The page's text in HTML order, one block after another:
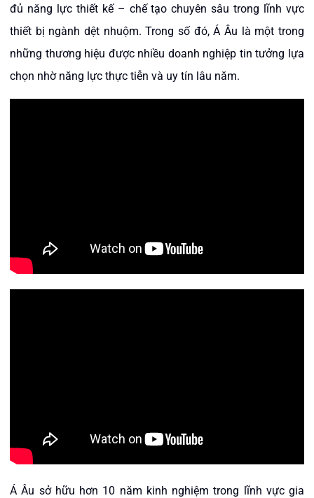
đủ năng lực thiết kế – chế tạo chuyên sâu trong lĩnh vực
thiết bị ngành dệt nhuộm. Trong số đó, Á Âu là một trong
những thương hiệu được nhiều doanh nghiệp tin tưởng lựa
chọn nhờ năng lực thực tiễn và uy tín lâu năm.
Á Âu sở hữu hơn 10 năm kinh nghiệm trong lĩnh vực gia